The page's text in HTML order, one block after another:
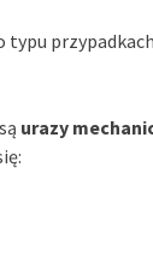
urazy